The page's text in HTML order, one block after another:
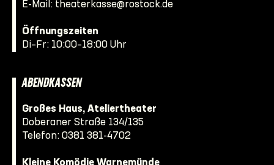
E-Mail: theaterkasse@rostock.de
Öffnungszeiten
Di–Fr: 10:00–18:00 Uhr
ABENDKASSEN
Großes Haus, Ateliertheater
Doberaner Straße 134/135
Telefon: 0381 381-4702
Kleine Komödie Warnemünde